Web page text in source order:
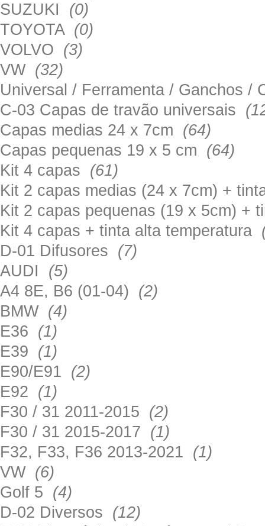
SUZUKI (0)
TOYOTA (0)
VOLVO (3)
VW (32)
Universal / Ferramenta / Ganchos
C-03 Capas de travão universais
Capas medias 24 x 7cm (64)
Capas pequenas 19 x 5 cm (64)
Kit 4 capas (61)
Kit 2 capas medias (24 x 7cm) +
Kit 2 capas pequenas (19 x 5cm) +
Kit 4 capas + tinta alta temperatura
D-01 Difusores (7)
AUDI (5)
A4 8E, B6 (01-04) (2)
BMW (4)
E36 (1)
E39 (1)
E90/E91 (2)
E92 (1)
F30 / 31 2011-2015 (2)
F30 / 31 2015-2017 (1)
F32, F33, F36 2013-2021 (1)
VW (6)
Golf 5 (4)
D-02 Diversos (12)